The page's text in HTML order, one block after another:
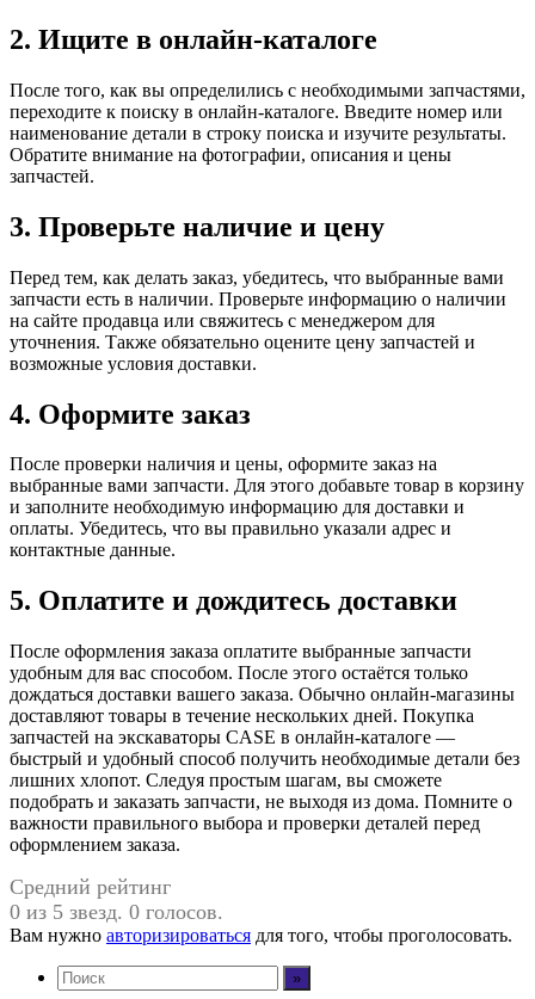
2. Ищите в онлайн-каталоге
После того, как вы определились с необходимыми запчастями,
переходите к поиску в онлайн-каталоге. Введите номер или
наименование детали в строку поиска и изучите результаты.
Обратите внимание на фотографии, описания и цены
запчастей.
3. Проверьте наличие и цену
Перед тем, как делать заказ, убедитесь, что выбранные вами
запчасти есть в наличии. Проверьте информацию о наличии
на сайте продавца или свяжитесь с менеджером для
уточнения. Также обязательно оцените цену запчастей и
возможные условия доставки.
4. Оформите заказ
После проверки наличия и цены, оформите заказ на
выбранные вами запчасти. Для этого добавьте товар в корзину
и заполните необходимую информацию для доставки и
оплаты. Убедитесь, что вы правильно указали адрес и
контактные данные.
5. Оплатите и дождитесь доставки
После оформления заказа оплатите выбранные запчасти
удобным для вас способом. После этого остаётся только
дождаться доставки вашего заказа. Обычно онлайн-магазины
доставляют товары в течение нескольких дней. Покупка
запчастей на экскаваторы CASE в онлайн-каталоге —
быстрый и удобный способ получить необходимые детали без
лишних хлопот. Следуя простым шагам, вы сможете
подобрать и заказать запчасти, не выходя из дома. Помните о
важности правильного выбора и проверки деталей перед
оформлением заказа.
Средний рейтинг
0 из 5 звезд. 0 голосов.
Вам нужно авторизироваться для того, чтобы проголосовать.